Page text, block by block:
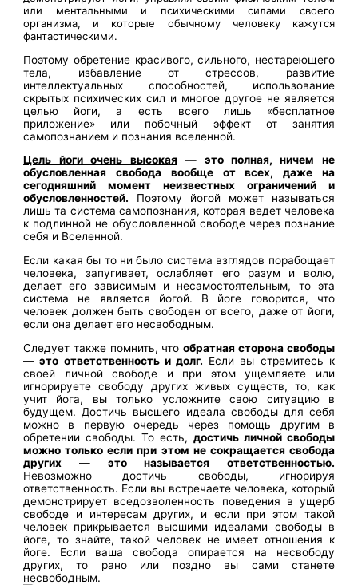
или ментальными и психическими силами своего
организма, и которые обычному человеку кажутся
фантастическими.
Поэтому обретение красивого, сильного, нестареющего
тела, избавление от стрессов, развитие
интеллектуальных способностей, использование
скрытых психических сил и многое другое не является
целью йоги, а есть всего лишь «бесплатное
приложение» или побочный эффект от занятия
самопознанием и познания вселенной.
Цель йоги очень высокая
— это полная, ничем не
обусловленная свобода вообще от всех, даже на
сегодняшний момент неизвестных ограничений и
обусловленностей. Поэтому йогой может называться
лишь та система самопознания, которая ведет человека
к подлинной не обусловленной свободе через познание
себя и Вселенной.
Если какая бы то ни было система взглядов порабощает
человека, запугивает, ослабляет его разум и волю,
делает его зависимым и несамостоятельным, то эта
система не является йогой. В йоге говорится, что
человек должен быть свободен от всего, даже от йоги,
если она делает его несвободным.
Следует также помнить, чтообратная сторона свободы
— это ответственность и долг. Если вы стремитесь к
своей личной свободе и при этом ущемляете или
игнорируете свободу других живых существ, то, как
учит йога, вы только усложните свою ситуацию в
будущем. Достичь высшего идеала свободы для себя
можно в первую очередь через помощь другим в
обретении свободы. То есть, достичь личной свободы
можно только если при этом не сокращается свобода
других — это называется ответственностью.
Невозможно достичь свободы, игнорируя
ответственность. Если вы встречаете человека, который
демонстрирует вседозволенность поведения в ущерб
свободе и интересам других, и если при этом такой
человек прикрывается высшими идеалами свободы в
йоге, то знайте, такой человек не имеет отношения к
йоге. Если ваша свобода опирается на несвободу
других, то рано или поздно вы сами станете
несвободным.